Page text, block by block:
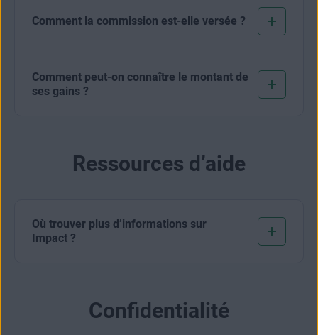
Comment la commission est-elle versée ?
Comment peut-on connaître le montant de
ses gains ?
Ressources d’aide
Où trouver plus d’informations sur
Impact ?
Confidentialité